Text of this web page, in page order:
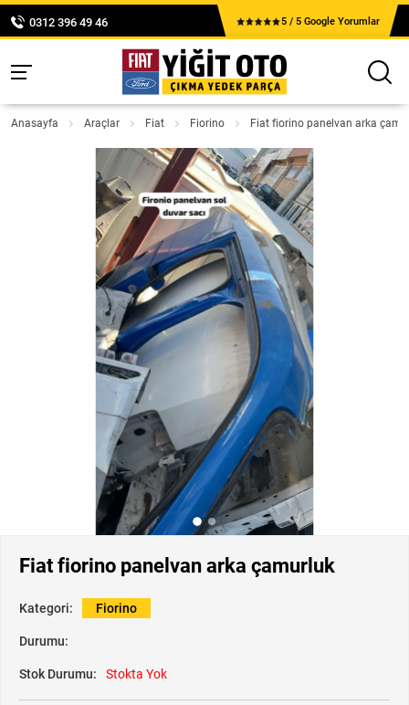
0312 396 49 46 5 / 5 Google Yorumlar
Anasayfa Araçlar Fiat Fiorino Fiat fiorino panelvan arka
Fiat fiorino panelvan arka çamurluk
Kategori: Fiorino
Durumu:
Stok Durumu: Stokta Yok